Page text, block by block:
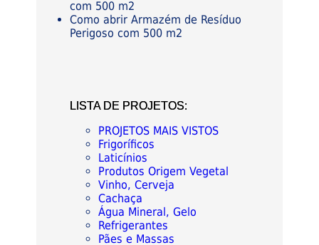
com 500 m2
Como abrir Armazém de Resíduo
Perigoso com 500 m2
LISTA DE PROJETOS:
PROJETOS MAIS VISTOS
Frigoríficos
Laticínios
Produtos Origem Vegetal
Vinho, Cerveja
Cachaça
Água Mineral, Gelo
Refrigerantes
Pães e Massas